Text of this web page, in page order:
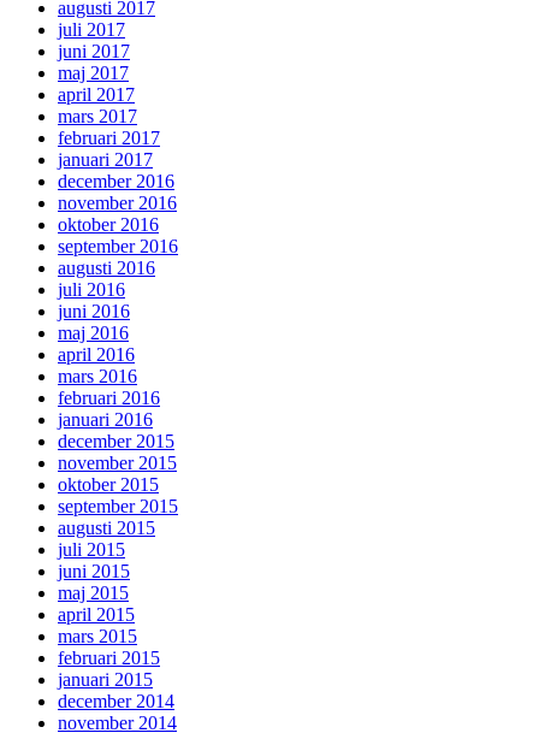
augusti 2017
juli 2017
juni 2017
maj 2017
april 2017
mars 2017
februari 2017
januari 2017
december 2016
november 2016
oktober 2016
september 2016
augusti 2016
juli 2016
juni 2016
maj 2016
april 2016
mars 2016
februari 2016
januari 2016
december 2015
november 2015
oktober 2015
september 2015
augusti 2015
juli 2015
juni 2015
maj 2015
april 2015
mars 2015
februari 2015
januari 2015
december 2014
november 2014